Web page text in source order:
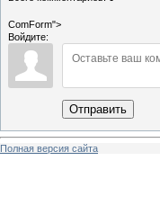
ComForm">
Войдите:
Отправить
Полная версия сайта